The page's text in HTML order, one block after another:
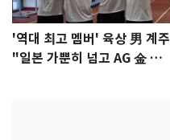
'역대 최고 멤버' 육상 男 계주
"일본 가뿐히 넘고 AG 金 따겠